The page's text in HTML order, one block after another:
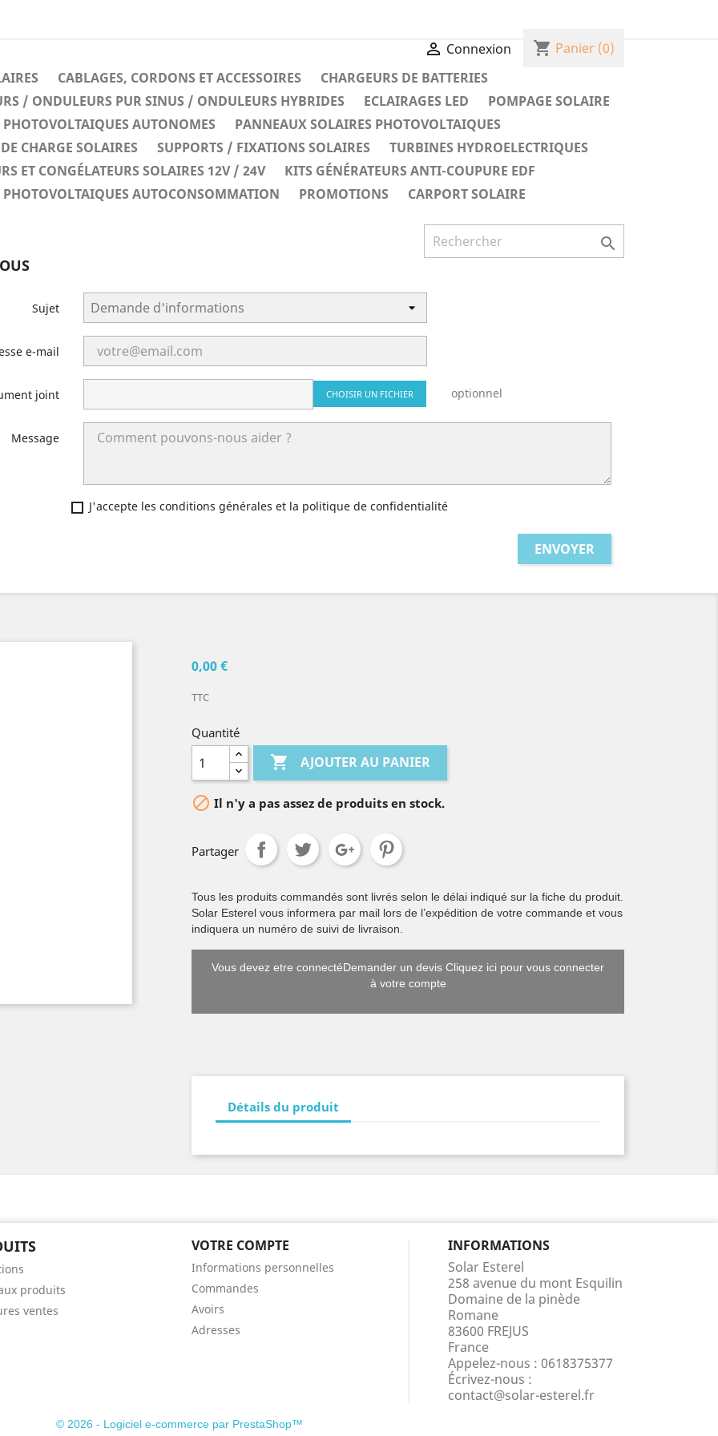
 Connexion shopping_cart Panier (0)
CABLAGES, CORDONS ET ACCESSOIRES
CHARGEURS DE BATTERIES
/ ONDULEURS PUR SINUS / ONDULEURS HYBRIDES
ECLAIRAGES LED
POMPAGE SOLAIRE
PHOTOVOLTAIQUES AUTONOMES
PANNEAUX SOLAIRES PHOTOVOLTAIQUES
CHARGE SOLAIRES
SUPPORTS / FIXATIONS SOLAIRES
TURBINES HYDROELECTRIQUES
ET CONGÉLATEURS SOLAIRES 12V / 24V
KITS GÉNÉRATEURS ANTI-COUPURE EDF
PHOTOVOLTAIQUES AUTOCONSOMMATION
PROMOTIONS CARPORT SOLAIRE

Sujet
e-mail
joint CHOISIR UN FICHIER optionnel
Message
J'accepte les conditions générales et la politique de confidentialité
0,00 €
TTC
Quantité
 AJOUTER AU PANIER
 Il n'y a pas assez de produits en stock.
Partager
Tous les produits commandés sont livrés selon le délai indiqué sur la fiche du produit.
Solar Esterel vous informera par mail lors de l’expédition de votre commande et vous
indiquera un numéro de suivi de livraison.
Vous devez etre connectéDemander un devis Cliquez ici pour vous connecter
à votre compte
Détails du produit
produits
ventes
VOTRE COMPTE
Informations personnelles
Commandes
Avoirs
Adresses
INFORMATIONS
Solar Esterel
258 avenue du mont Esquilin
Domaine de la pinède
Romane
83600 FREJUS
France
Appelez-nous : 0618375377
Écrivez-nous :
contact@solar-esterel.fr
© 2026 - Logiciel e-commerce par PrestaShop™